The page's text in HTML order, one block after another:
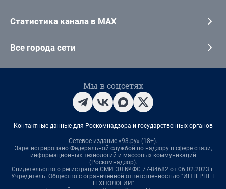
Статистика канала в MAX
Все города сети
Мы в соцсетях
Контактные данные для Роскомнадзора и государственных органов
Сетевое издание «93.ру» (18+).
Зарегистрировано Федеральной службой по надзору в сфере связи,
информационных технологий и массовых коммуникаций
(Роскомнадзор).
Свидетельство о регистрации СМИ ЭЛ № ФС 77-84682 от 06.02.2023 г.
Учредитель: Общество с ограниченной ответственностью "ИНТЕРНЕТ
ТЕХНОЛОГИИ"